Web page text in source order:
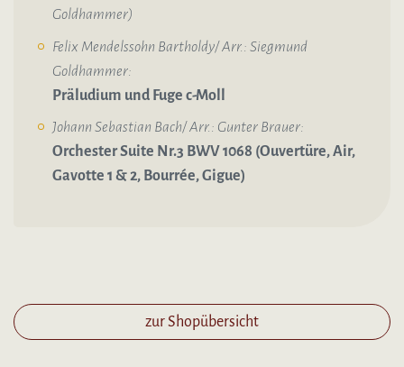
Goldhammer)
Felix Mendelssohn Bartholdy/ Arr.: Siegmund
Goldhammer:
Präludium und Fuge c-Moll
Johann Sebastian Bach/ Arr.: Gunter Brauer:
Orchester Suite Nr.3 BWV 1068 (Ouvertüre, Air,
Gavotte 1 & 2, Bourrée, Gigue)
zur Shopübersicht